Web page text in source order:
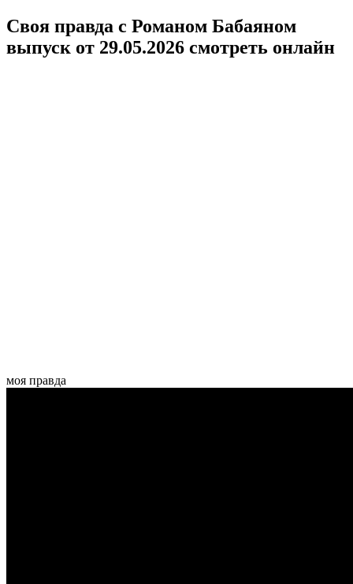
Своя правда с Романом Бабаяном
выпуск от 29.05.2026 смотреть онлайн
моя правда